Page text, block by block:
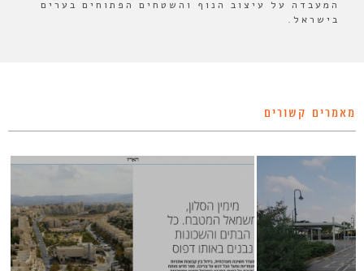
המעבדה על עיצוב הנוף והשטחים הפתוחים בערים
בישראל.
מאמרים קשורים